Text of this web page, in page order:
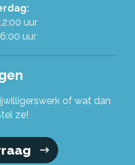
uur
uur
of wat dan
ze!